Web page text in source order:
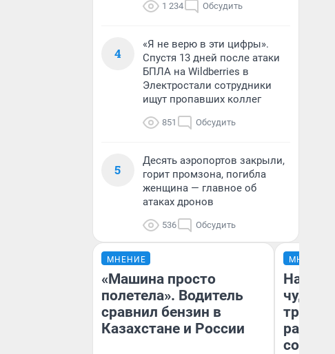
1 234 Обсудить
4
«Я не верю в эти цифры».
Спустя 13 дней после атаки
БПЛА на Wildberries в
Электростали сотрудники
ищут пропавших коллег
851 Обсудить
5
Десять аэропортов закрыли,
горит промзона, погибла
женщина — главное об
атаках дронов
536 Обсудить
МНЕНИЕ
«Машина просто
полетела». Водитель
сравнил бензин в
Казахстане и России
МНЕНИЕ
чудом